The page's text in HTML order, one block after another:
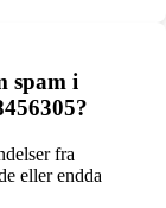
spam i
fra
eller endda